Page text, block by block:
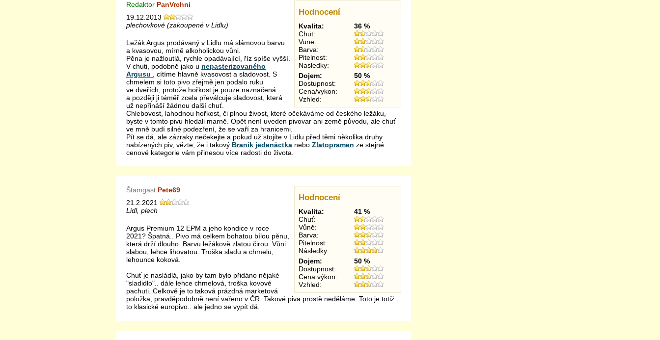
Hodnocení
Kvalita:
36 %
Chut:
Vune:
Barva:
Pitelnost:
Nasledky:
Dojem:
50 %
Dostupnost:
Cena/vykon:
Vzhled:
Redaktor PanVrchni
19.12.2013
plechovkové (zakoupené v Lidlu)
Ležák Argus prodávaný v Lidlu má slámovou barvu
a kvasovou, mírně alkoholickou vůni.
Pěna je nažloutlá, rychle opadávající, říz spíše vyšší.
V chuti, podobně jako u nepasterizovaného
Argusu
, cítíme hlavně kvasovost a sladovost. S
chmelem si toto pivo zřejmě jen podalo ruku
ve dveřích, protože hořkost je pouze naznačená
a později ji téměř zcela převálcuje sladovost, která
už nepřináší žádnou další chuť.
Chlebovost, lahodnou hořkost, či plnou živost, které očekáváme od českého ležáku,
byste v tomto pivu hledali marně. Opět není uveden pivovar ani země původu, ale chuť
ve mně budí silné podezření, že se vaří za hranicemi.
Pít se dá, ale zázraky nečekejte a pokud už stojíte v Lidlu před těmi několika druhy
nabízených piv, vězte, že i takový Braník jedenáctka nebo Zlatopramen ze stejné
cenové kategorie vám přinesou více radosti do života.
Hodnocení
Kvalita:
41 %
Chuť:
Vůně:
Barva:
Pitelnost:
Následky:
Dojem:
50 %
Dostupnost:
Cena:výkon:
Vzhled:
Štamgast Pete69
21.2.2021
Lidl, plech
Argus Premium 12 EPM a jeho kondice v roce
2021? Špatná.. Pivo má celkem bohatou bílou pěnu,
která drží dlouho. Barvu ležákově zlatou čirou. Vůni
slabou, lehce lihovatou. Troška sladu a chmelu,
lehounce koková.
Chuť je nasládlá, jako by tam bylo přidáno nějaké
"sladidlo".. dále lehce chmelová, troška kovové
pachuti. Celkově je to taková prázdná marketová
položka, pravděpodobně není vařeno v ČR. Takové piva prostě neděláme. Toto je totiž
to klasické europivo.. ale jedno se vypít dá.